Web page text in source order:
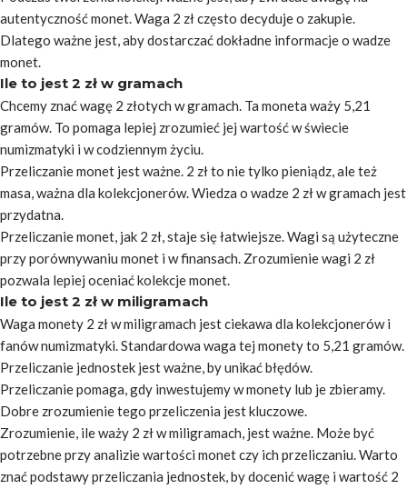
autentyczność monet. Waga 2 zł często decyduje o zakupie.
Dlatego ważne jest, aby dostarczać dokładne informacje o wadze
monet.
Ile to jest 2 zł w gramach
Chcemy znać wagę 2 złotych w gramach. Ta moneta waży 5,21
gramów. To pomaga lepiej zrozumieć jej wartość w świecie
numizmatyki i w codziennym życiu.
Przeliczanie monet jest ważne. 2 zł to nie tylko pieniądz, ale też
masa, ważna dla kolekcjonerów. Wiedza o wadze 2 zł w gramach jest
przydatna.
Przeliczanie monet, jak 2 zł, staje się łatwiejsze. Wagi są użyteczne
przy porównywaniu monet i w finansach. Zrozumienie wagi 2 zł
pozwala lepiej oceniać kolekcje monet.
Ile to jest 2 zł w miligramach
Waga monety 2 zł w miligramach jest ciekawa dla kolekcjonerów i
fanów numizmatyki. Standardowa waga tej monety to 5,21 gramów.
Przeliczanie jednostek jest ważne, by unikać błędów.
Przeliczanie pomaga, gdy inwestujemy w monety lub je zbieramy.
Dobre zrozumienie tego przeliczenia jest kluczowe.
Zrozumienie, ile waży 2 zł w miligramach, jest ważne. Może być
potrzebne przy analizie wartości monet czy ich przeliczaniu. Warto
znać podstawy przeliczania jednostek, by docenić wagę i wartość 2